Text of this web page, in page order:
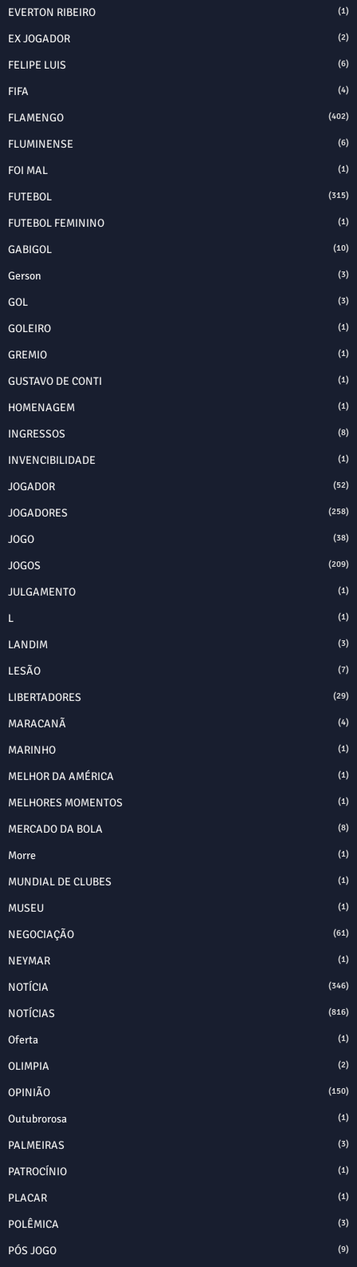
EVERTON RIBEIRO (1)
EX JOGADOR (2)
FELIPE LUIS (6)
FIFA (4)
FLAMENGO (402)
FLUMINENSE (6)
FOI MAL (1)
FUTEBOL (315)
FUTEBOL FEMININO (1)
GABIGOL (10)
Gerson (3)
GOL (3)
GOLEIRO (1)
GREMIO (1)
GUSTAVO DE CONTI (1)
HOMENAGEM (1)
INGRESSOS (8)
INVENCIBILIDADE (1)
JOGADOR (52)
JOGADORES (258)
JOGO (38)
JOGOS (209)
JULGAMENTO (1)
L (1)
LANDIM (3)
LESÃO (7)
LIBERTADORES (29)
MARACANÃ (4)
MARINHO (1)
MELHOR DA AMÉRICA (1)
MELHORES MOMENTOS (1)
MERCADO DA BOLA (8)
Morre (1)
MUNDIAL DE CLUBES (1)
MUSEU (1)
NEGOCIAÇÃO (61)
NEYMAR (1)
NOTÍCIA (346)
NOTÍCIAS (816)
Oferta (1)
OLIMPIA (2)
OPINIÃO (150)
Outubrorosa (1)
PALMEIRAS (3)
PATROCÍNIO (1)
PLACAR (1)
POLÊMICA (3)
PÓS JOGO (9)